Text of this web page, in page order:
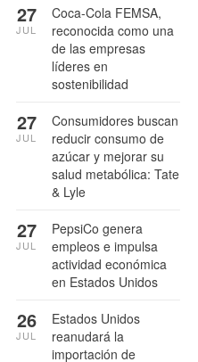
Coca-Cola FEMSA,
reconocida como una
de las empresas
líderes en
sostenibilidad
27
JUL
Consumidores buscan
reducir consumo de
azúcar y mejorar su
salud metabólica: Tate
& Lyle
27
JUL
PepsiCo genera
empleos e impulsa
actividad económica
en Estados Unidos
27
JUL
Estados Unidos
reanudará la
importación de
26
JUL